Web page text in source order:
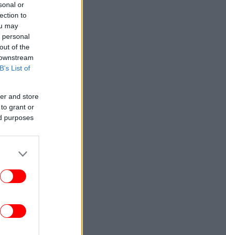
or
to
may
personal
of the
List of
and store
grant or
purposes